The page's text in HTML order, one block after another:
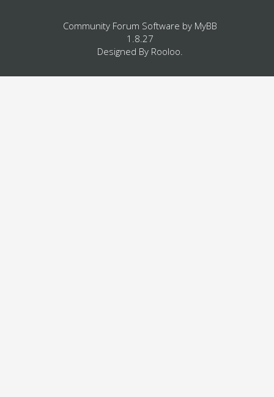
Community Forum Software by MyBB
1.8.27
Designed By Rooloo.